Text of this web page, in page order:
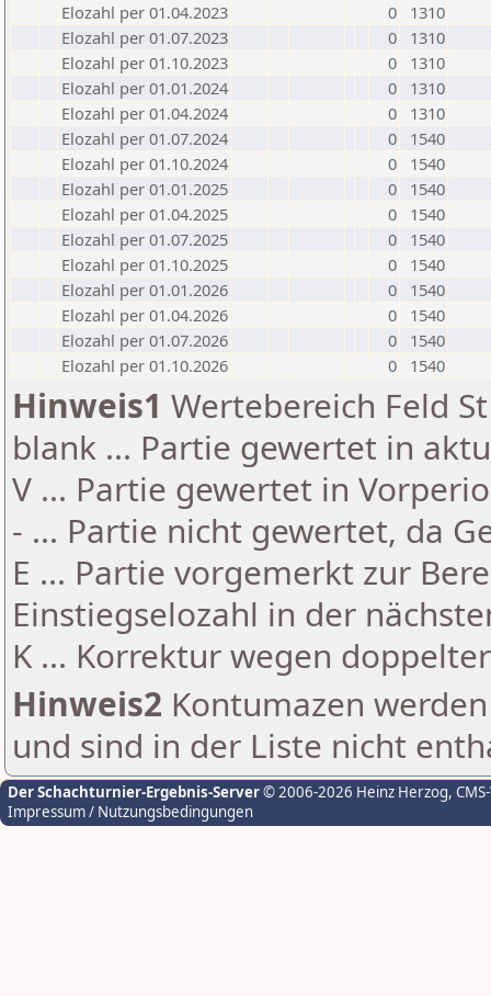
Elozahl per 01.04.2023
0
1310
Elozahl per 01.07.2023
0
1310
Elozahl per 01.10.2023
0
1310
Elozahl per 01.01.2024
0
1310
Elozahl per 01.04.2024
0
1310
Elozahl per 01.07.2024
0
1540
Elozahl per 01.10.2024
0
1540
Elozahl per 01.01.2025
0
1540
Elozahl per 01.04.2025
0
1540
Elozahl per 01.07.2025
0
1540
Elozahl per 01.10.2025
0
1540
Elozahl per 01.01.2026
0
1540
Elozahl per 01.04.2026
0
1540
Elozahl per 01.07.2026
0
1540
Elozahl per 01.10.2026
0 1540
Hinweis1 Wertebereich Feld
blank ... Partie gewertet in
V ... Partie gewertet in
- ... Partie nicht gewertet, da
E ... Partie vorgemerkt zur
Einstiegselozahl in der
K ... Korrektur wegen
Hinweis2 Kontumazen
und sind in der Liste nicht
Der Schachturnier-Ergebnis-Server© 2006-2026 Heinz Herzog,
Impressum / Nutzungsbedingungen